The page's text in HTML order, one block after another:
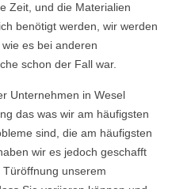
Zeit, und die Materialien
benötigt werden, wir werden
es bei anderen
schon der Fall war.
Unternehmen in Wesel
das was wir am häufigsten
sind, die am häufigsten
wir es jedoch geschafft
unserem